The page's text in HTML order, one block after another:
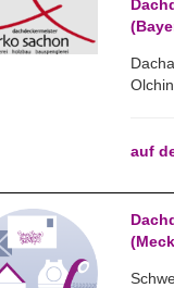
auf